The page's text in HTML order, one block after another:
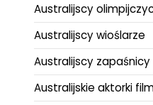
Australijscy
Australijscy wioślarze
Australijscy zapaśnicy
Australijskie aktorki